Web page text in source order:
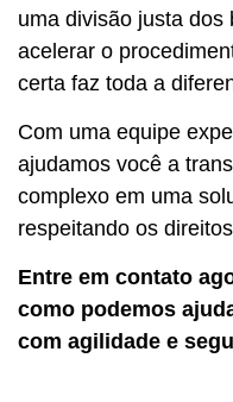
uma divisão justa dos
acelerar o
certa faz toda a
Com uma equipe
ajudamos você a
complexo em uma
respeitando os
Entre em contato
como podemos
com agilidade e